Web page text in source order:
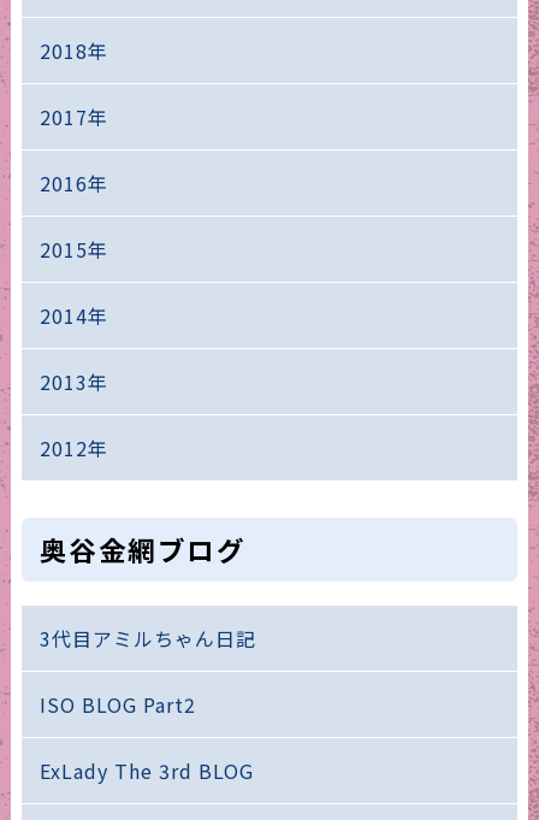
2018年
2017年
2016年
2015年
2014年
2013年
2012年
奥谷金網ブログ
3代目アミルちゃん日記
ISO BLOG Part2
ExLady The 3rd BLOG